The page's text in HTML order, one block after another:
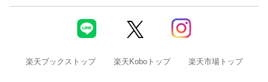
楽天ブックストップ 楽天Koboトップ 楽天市場トップ